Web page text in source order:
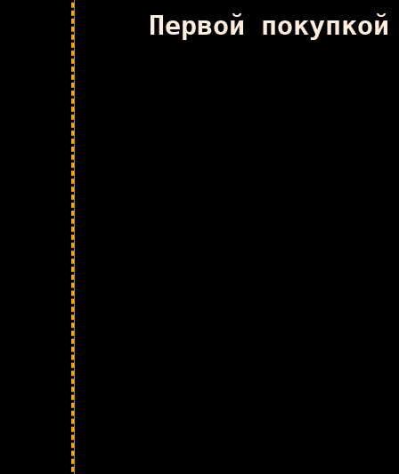
Первой